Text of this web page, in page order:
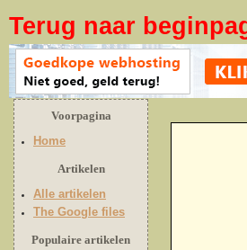
Terug naar
Voorpagina
Home
Artikelen
Alle artikelen
The Google files
Populaire artikelen